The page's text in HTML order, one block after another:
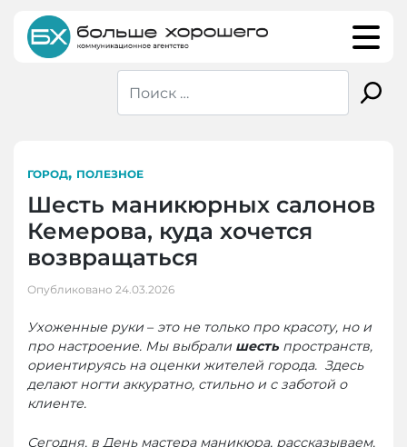
content
ГОРОД, ПОЛЕЗНОЕ
Шесть маникюрных салонов
Кемерова, куда хочется
возвращаться
Опубликовано 24.03.2026
Ухоженные руки – это не только про красоту, но и
про настроение. Мы выбрали шесть пространств,
ориентируясь на оценки жителей города. Здесь
делают ногти аккуратно, стильно и с заботой о
клиенте.
Сегодня, в День мастера маникюра, рассказываем,